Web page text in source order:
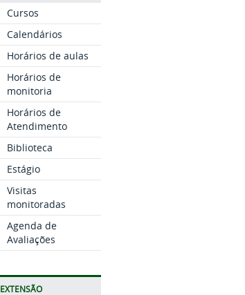
Cursos
Calendários
Horários de aulas
Horários de
monitoria
Horários de
Atendimento
Biblioteca
Estágio
Visitas
monitoradas
Agenda de
Avaliações
EXTENSÃO